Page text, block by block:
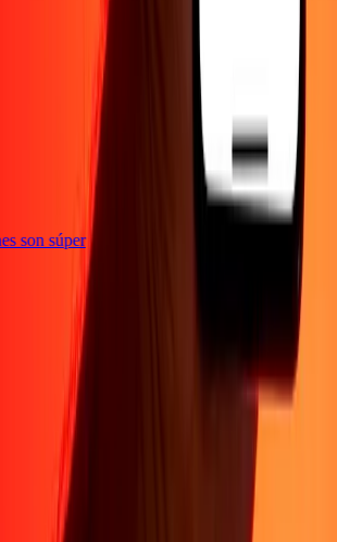
son súper
Acerca de
Conviértete en agente
Conviértete en socio estratégico
Carreras Promociones
Transferencia internacional de dinero
Soporte